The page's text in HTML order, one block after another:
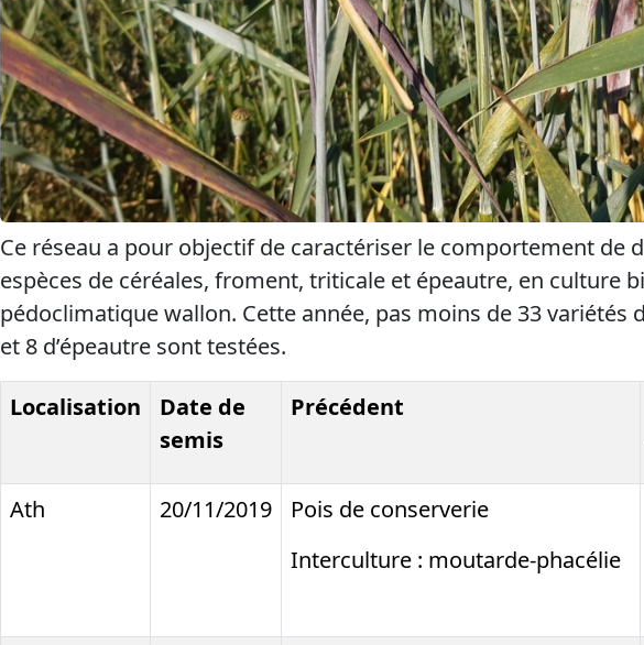
Ce réseau a pour objectif de caractériser le comportement de
espèces de céréales, froment, triticale et épeautre, en culture
pédoclimatique wallon. Cette année, pas moins de 33 variétés
et 8 d’épeautre sont testées.
Localisation
Date de
semis
Précédent
Ath 20/11/2019
Pois de conserverie
Interculture : moutarde-phacélie